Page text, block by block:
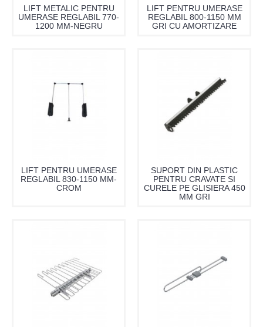
LIFT METALIC PENTRU
UMERASE REGLABIL 770-
1200 MM-NEGRU
LIFT PENTRU UMERASE
REGLABIL 800-1150 MM
GRI CU AMORTIZARE
LIFT PENTRU UMERASE
REGLABIL 830-1150 MM-
CROM
SUPORT DIN PLASTIC
PENTRU CRAVATE SI
CURELE PE GLISIERA 450
MM GRI